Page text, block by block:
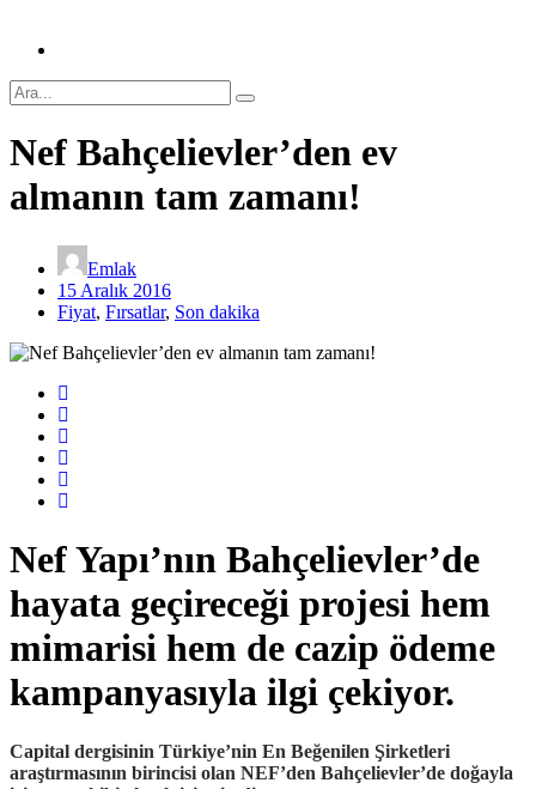
Nef Bahçelievler’den ev
almanın tam zamanı!
Emlak
15 Aralık 2016
Fiyat, Fırsatlar, Son dakika
Nef Yapı’nın Bahçelievler’de
hayata geçireceği projesi hem
mimarisi hem de cazip ödeme
kampanyasıyla ilgi çekiyor.
Capital dergisinin Türkiye’nin En Beğenilen Şirketleri
araştırmasının birincisi olan NEF’den Bahçelievler’de doğayla